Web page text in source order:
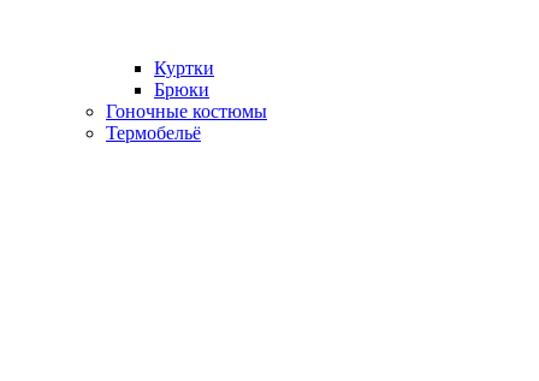
Куртки
Брюки
Гоночные костюмы
Термобельё